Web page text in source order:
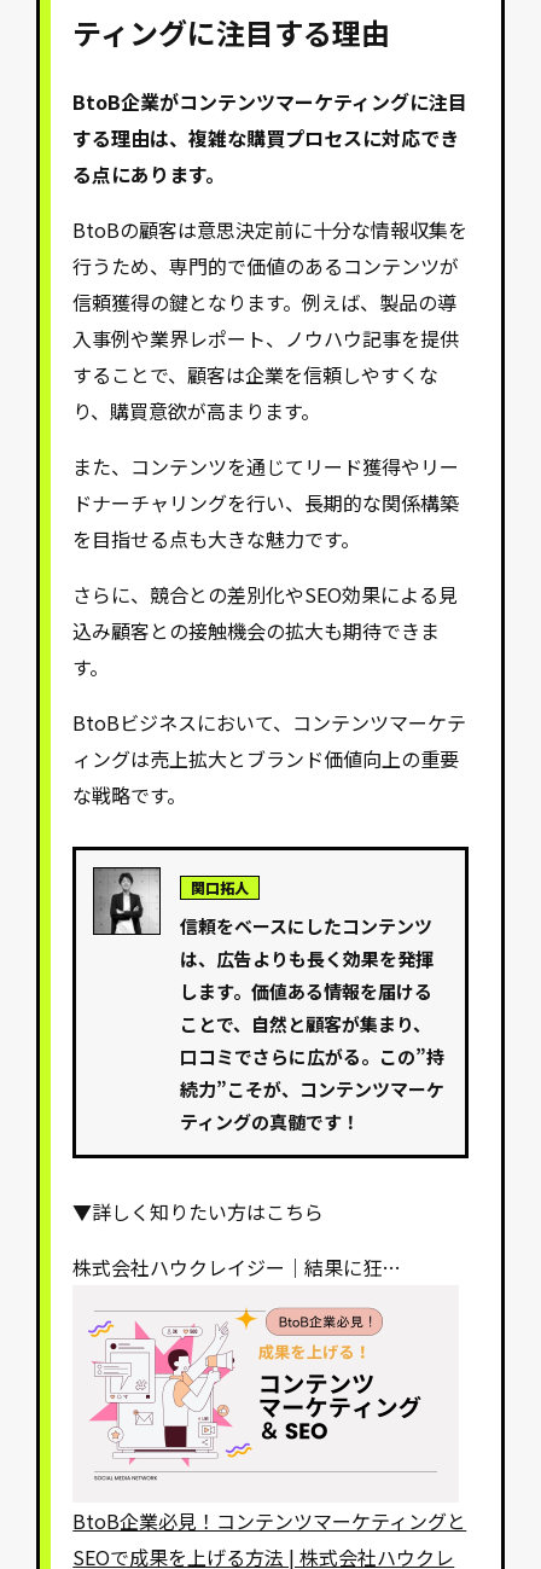
ティングに注目する理由
BtoB企業がコンテンツマーケティングに注目
する理由は、複雑な購買プロセスに対応でき
る点にあります。
BtoBの顧客は意思決定前に十分な情報収集を
行うため、専門的で価値のあるコンテンツが
信頼獲得の鍵となります。例えば、製品の導
入事例や業界レポート、ノウハウ記事を提供
することで、顧客は企業を信頼しやすくな
り、購買意欲が高まります。
また、コンテンツを通じてリード獲得やリー
ドナーチャリングを行い、長期的な関係構築
を目指せる点も大きな魅力です。
さらに、競合との差別化やSEO効果による見
込み顧客との接触機会の拡大も期待できま
す。
BtoBビジネスにおいて、コンテンツマーケテ
ィングは売上拡大とブランド価値向上の重要
な戦略です。
関口拓人
信頼をベースにしたコンテンツ
は、広告よりも長く効果を発揮
します。価値ある情報を届ける
ことで、自然と顧客が集まり、
口コミでさらに広がる。この”持
続力”こそが、コンテンツマーケ
ティングの真髄です！
▼詳しく知りたい方はこちら
株式会社ハウクレイジー｜結果に狂…
BtoB企業必見！コンテンツマーケティングと
SEOで成果を上げる方法 | 株式会社ハウクレ